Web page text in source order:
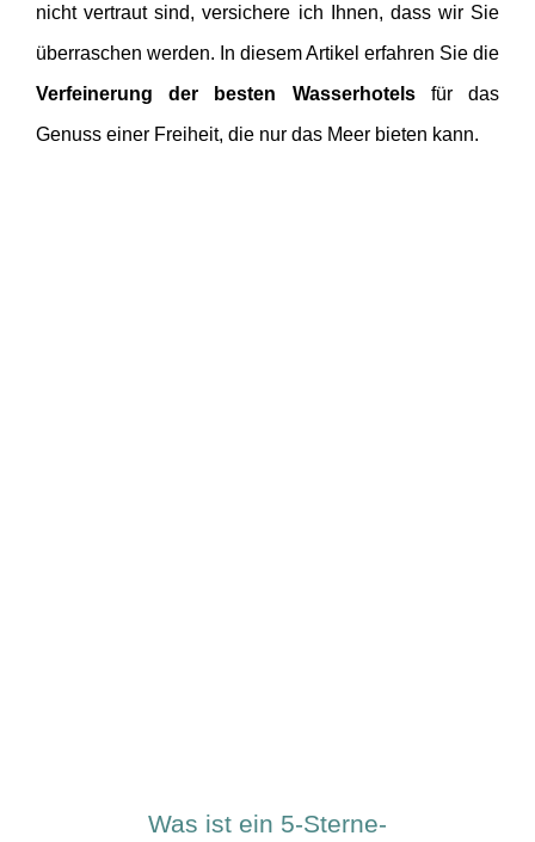
nicht vertraut sind, versichere ich Ihnen, dass wir Sie
überraschen werden. In diesem Artikel erfahren Sie die
Verfeinerung der besten Wasserhotelsfür das
Genuss einer Freiheit, die nur das Meer bieten kann.
Was ist ein 5-Sterne-